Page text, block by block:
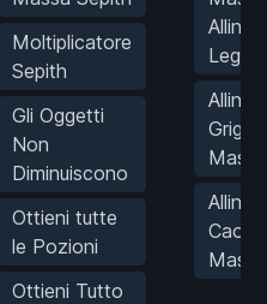
Moltiplicatore
Sepith
Gli Oggetti
Non
Diminuiscono
Ottieni tutte
le Pozioni
Ottieni Tutto
Legale
Grigio
Caos